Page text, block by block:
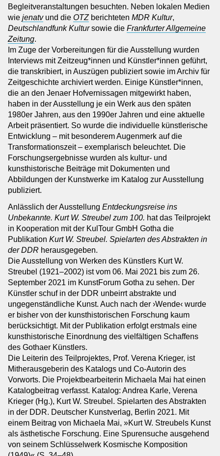
Begleitveranstaltungen besuchten. Neben lokalen Medien
wie jenatvund die OTZberichteten MDR Kultur,
Deutschlandfunk Kultursowie die Frankfurter Allgemeine
Zeitung.
Im Zuge der Vorbereitungen für die Ausstellung wurden
Interviews mit Zeitzeug*innen und Künstler*innen geführt,
die transkribiert, in Auszügen publiziert sowie im Archiv für
Zeitgeschichte archiviert werden. Einige Künstler*innen,
die an den Jenaer Hofvernissagen mitgewirkt haben,
haben in der Ausstellung je ein Werk aus den späten
1980er Jahren, aus den 1990er Jahren und eine aktuelle
Arbeit präsentiert. So wurde die individuelle künstlerische
Entwicklung – mit besonderem Augenmerk auf die
Transformationszeit – exemplarisch beleuchtet. Die
Forschungsergebnisse wurden als kultur- und
kunsthistorische Beiträge mit Dokumenten und
Abbildungen der Kunstwerke im Katalog zur Ausstellung
publiziert.
Anlässlich der Ausstellung Entdeckungsreise ins
Unbekannte. Kurt W. Streubel zum 100. hat das Teilprojekt
in Kooperation mit der KulTour GmbH Gotha die
Publikation Kurt W. Streubel. Spielarten des Abstrakten in
der DDR herausgegeben.
Die Ausstellung von Werken des Künstlers Kurt W.
Streubel (1921–2002) ist vom 06. Mai 2021 bis zum 26.
September 2021 im KunstForum Gotha zu sehen. Der
Künstler schuf in der DDR unbeirrt abstrakte und
ungegenständliche Kunst. Auch nach der ›Wende‹ wurde
er bisher von der kunsthistorischen Forschung kaum
berücksichtigt. Mit der Publikation erfolgt erstmals eine
kunsthistorische Einordnung des vielfältigen Schaffens
des Gothaer Künstlers.
Die Leiterin des Teilprojektes, Prof. Verena Krieger, ist
Mitherausgeberin des Katalogs und Co-Autorin des
Vorworts. Die Projektbearbeiterin Michaela Mai hat einen
Katalogbeitrag verfasst. Katalog: Andrea Karle, Verena
Krieger (Hg.), Kurt W. Streubel. Spielarten des Abstrakten
in der DDR. Deutscher Kunstverlag, Berlin 2021. Mit
einem Beitrag von Michaela Mai, »Kurt W. Streubels Kunst
als ästhetische Forschung. Eine Spurensuche ausgehend
von seinem Schlüsselwerk Kosmische Komposition